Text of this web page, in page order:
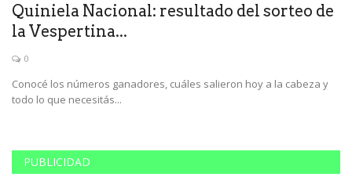
Quiniela Nacional: resultado del sorteo de
la Vespertina...
0
Conocé los números ganadores, cuáles salieron hoy a la cabeza y
todo lo que necesitás...
PUBLICIDAD